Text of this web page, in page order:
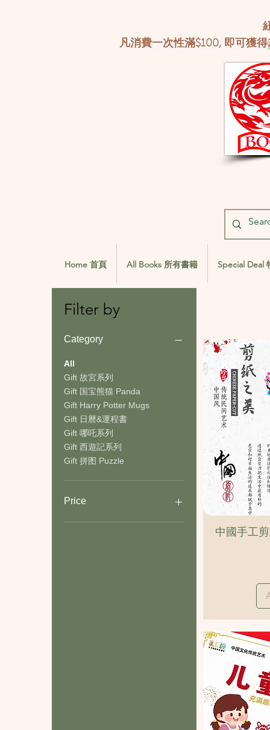
凡消費一次性滿$100, 即可獲得
Home 首頁 All Books 所有書籍 Special Deal
Home 首頁 All Books 所有書籍 Special Deal
Filter by
Category
All
Gift 故宮系列
Gift 国宝熊猫 Panda
Gift Harry Potter Mugs
Gift 日曆&運程書
Gift 哪吒系列
Gift 西遊記系列
Gift 拼图 Puzzle
Price
中國手工